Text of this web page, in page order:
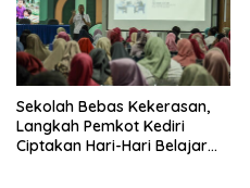
Sekolah Bebas Kekerasan,
Langkah Pemkot Kediri
Ciptakan Hari-Hari Belajar